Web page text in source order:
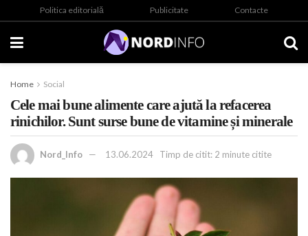
Politica editorială Publicitate Contacte
Home Social
Cele mai bune alimente care ajută la refacerea
rinichilor. Sunt surse bune de vitamine și minerale
Nord_Info 13.06.2024 Timp de citit: 2 minute citite